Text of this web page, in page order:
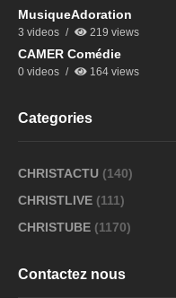
MusiqueAdoration
3 videos 219 views
CAMER Comédie
0 videos 164 views
Categories
CHRISTACTU (140)
CHRISTLIVE (111)
CHRISTUBE (1170)
Contactez nous